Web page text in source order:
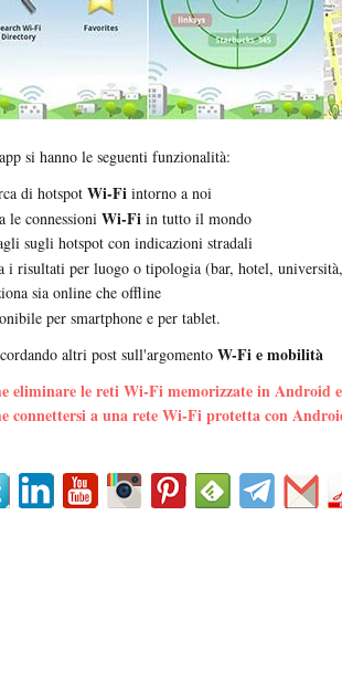
si hanno le seguenti funzionalità:
di hotspot Wi-Fi intorno a noi
le connessioni Wi-Fi in tutto il mondo
sugli hotspot con indicazioni stradali
i risultati per luogo o tipologia (bar, hotel,
sia online che offline
per smartphone e per tablet.
altri post sull'argomento W-Fi e mobilità
eliminare le reti Wi-Fi memorizzate in Android
connettersi a una rete Wi-Fi protetta con